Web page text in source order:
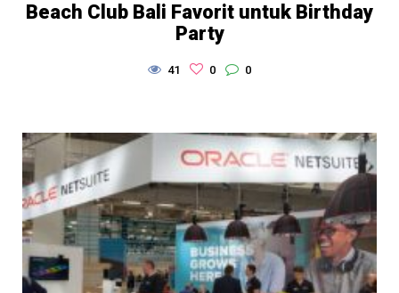
Beach Club Bali Favorit untuk Birthday
Party
41 0 0